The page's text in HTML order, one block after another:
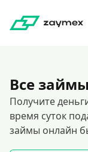
Все
Получите
время суток
займы онлайн